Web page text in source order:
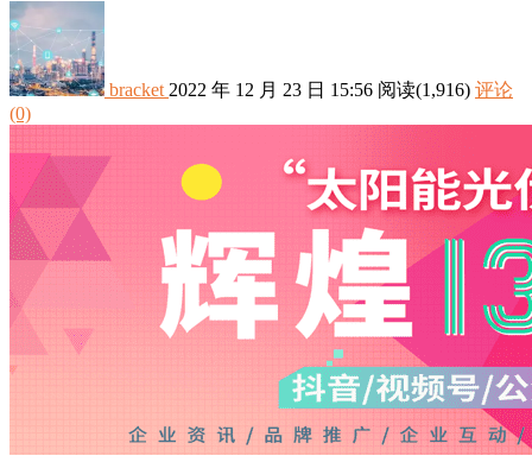
bracket 2022 年 12 月 23 日 15:56 阅读(1,916) 评论
(0)